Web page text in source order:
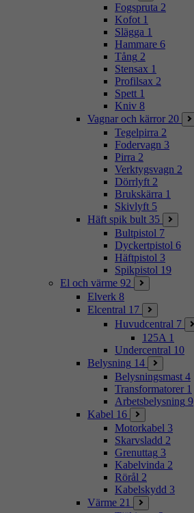
Fogspruta 2
Kofot 1
Slägga 1
Hammare 6
Tång 2
Stensax 1
Profilsax 2
Spett 1
Kniv 8
Vagnar och kärror 20
Tegelpirra 2
Fodervagn 3
Pirra 2
Verktygsvagn 2
Dörrlyft 2
Brukskärra 1
Skivlyft 5
Häft spik bult 35
Bultpistol 7
Dyckertpistol 6
Häftpistol 3
Spikpistol 19
El och värme 92
Elverk 8
Elcentral 17
Huvudcentral 7
125A 1
Undercentral 10
Belysning 14
Belysningsmast 4
Transformatorer 1
Arbetsbelysning 9
Kabel 16
Motorkabel 3
Skarvsladd 2
Grenuttag 3
Kabelvinda 2
Rörål 2
Kabelskydd 3
Värme 21